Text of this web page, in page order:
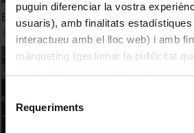
puguin diferenciar la vostra
usuaris), amb finalitats
interactueu amb el lloc web) i amb
màrqueting (gestionar la publicitat
consultar laPolítica de galetes del
Requeriments
Biblioteca Divisió V - Català
18 January, 1993